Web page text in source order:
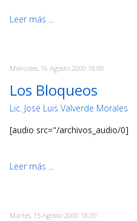
Leer más ...
Miércoles, 16 Agosto 2000 18:00
Los Bloqueos
Lic. José Luis Valverde Morales
[audio src="/archivos_audio/0]
Leer más ...
Martes, 15 Agosto 2000 18:00